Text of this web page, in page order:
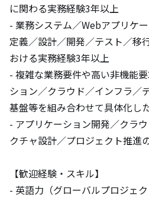
に関わる実務経験3年以上
- 業務システム／Webアプリケ
定義／設計／開発／テスト／移
おける実務経験3年以上
- 複雑な業務要件や高い非機能
ション／クラウド／インフラ／
基盤等を組み合わせて具体化し
- アプリケーション開発／クラ
クチャ設計／プロジェクト推進
【歓迎経験・スキル】
- 英語力（グローバルプロジェク